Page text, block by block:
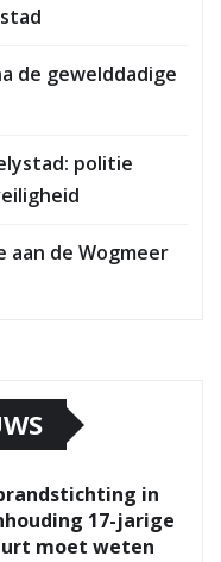
de gewelddadige
politie
aan de Wogmeer
in
17-jarige
moet weten